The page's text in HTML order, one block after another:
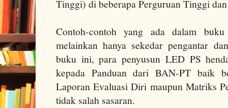
Tinggi) di beberapa Perguruan Tinggi
Contoh-contoh yang ada dalam
melainkan hanya sekedar pengantar
buku ini, para penyusun LED PS
kepada Panduan dari BAN-PT baik
Laporan Evaluasi Diri maupun Matriks
tidak salah sasaran.